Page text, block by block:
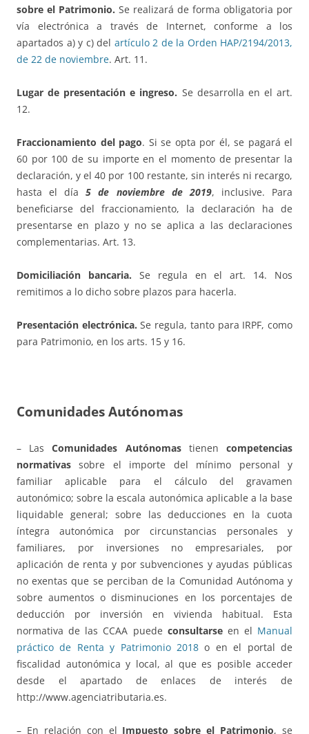
sobre el Patrimonio. Se realizará de forma obligatoria por
vía electrónica a través de Internet, conforme a los
apartados a) y c) del artículo 2 de la Orden HAP/2194/2013,
de 22 de noviembre. Art. 11.
Lugar de presentación e ingreso. Se desarrolla en el art.
12.
Fraccionamiento del pago. Si se opta por él, se pagará el
60 por 100 de su importe en el momento de presentar la
declaración, y el 40 por 100 restante, sin interés ni recargo,
hasta el día5 de noviembre de 2019, inclusive. Para
beneficiarse del fraccionamiento, la declaración ha de
presentarse en plazo y no se aplica a las declaraciones
complementarias. Art. 13.
Domiciliación bancaria. Se regula en el art. 14. Nos
remitimos a lo dicho sobre plazos para hacerla.
Presentación electrónica.Se regula, tanto para IRPF, como
para Patrimonio, en los arts. 15 y 16.
Comunidades Autónomas
– LasComunidades Autónomastienencompetencias
normativas sobre el importe del mínimo personal y
familiar aplicable para el cálculo del gravamen
autonómico; sobre la escala autonómica aplicable a la base
liquidable general; sobre las deducciones en la cuota
íntegra autonómica por circunstancias personales y
familiares, por inversiones no empresariales, por
aplicación de renta y por subvenciones y ayudas públicas
no exentas que se perciban de la Comunidad Autónoma y
sobre aumentos o disminuciones en los porcentajes de
deducción por inversión en vivienda habitual. Esta
normativa de las CCAA puede consultarseen el Manual
práctico de Renta y Patrimonio 2018 o en el portal de
fiscalidad autonómica y local, al que es posible acceder
desde el apartado de enlaces de interés de
http://www.agenciatributaria.es.
– En relación con el Impuesto sobre el Patrimonio, se